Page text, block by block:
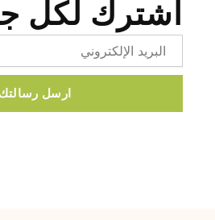
اشترك لكل
ارسل رسالتك